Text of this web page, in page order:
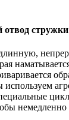
отвод стружки
используем